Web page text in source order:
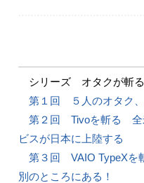
シリーズ オタクが斬る
第１回 ５人のオタク
第２回 Tivoを斬る 全
ビスが日本に上陸する
第３回 VAIO TypeXを
別のところにある！